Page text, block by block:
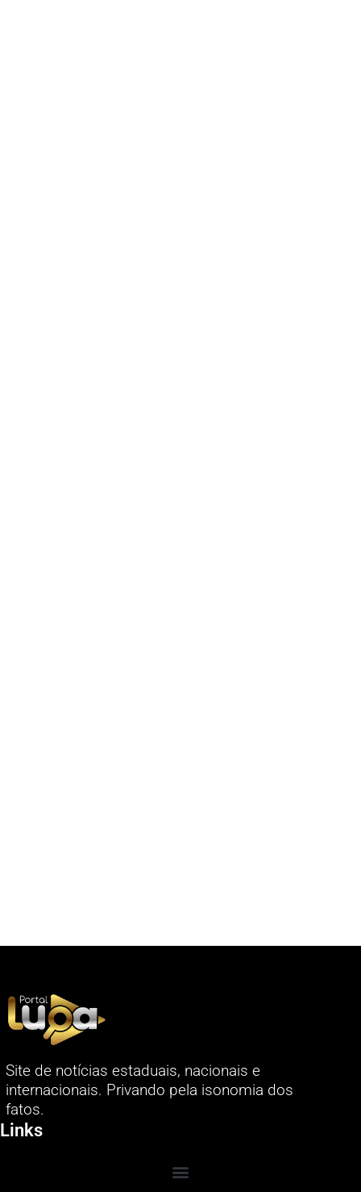
Site de notícias estaduais, nacionais e
internacionais. Privando pela isonomia dos
fatos.
Links